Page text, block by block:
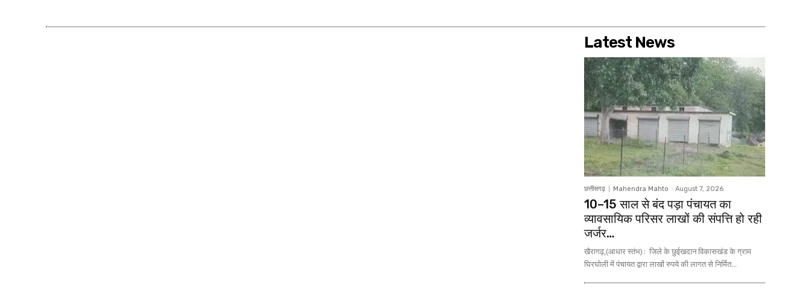
Latest News
छत्तीसगढ़ Mahendra Mahto - August 7, 2026
10–15 साल से बंद पड़ा पंचायत का
व्यावसायिक परिसर लाखों की संपत्ति हो रही
जर्जर…
खैरागढ़,(आधार स्तंभ) : जिले के छुईखदान विकासखंड के ग्राम
घिरघोली में पंचायत द्वारा लाखों रुपये की लागत से निर्मित...